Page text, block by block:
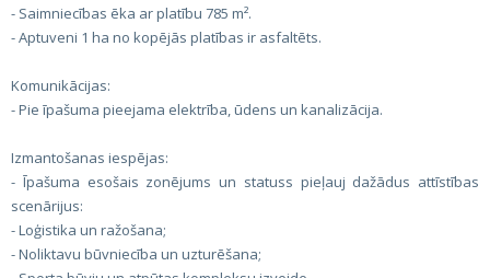
- Saimniecības ēka ar platību 785 m².
- Aptuveni 1 ha no kopējās platības ir asfaltēts.
Komunikācijas:
- Pie īpašuma pieejama elektrība, ūdens un kanalizācija.
Izmantošanas iespējas:
- Īpašuma esošais zonējums un statuss pieļauj dažādus attīstības
scenārijus:
- Loģistika un ražošana;
- Noliktavu būvniecība un uzturēšana;